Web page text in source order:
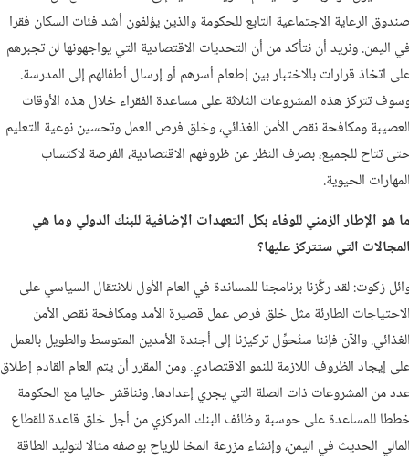
الرعاية الاجتماعية التابع للحكومة والذين يؤلفون أشد فئات السكان فقرا
اليمن. ونريد أن نتأكد من أن التحديات الاقتصادية التي يواجهونها لن تجبرهم
اتخاذ قرارات بالاختبار بين إطعام أسرهم أو إرسال أطفالهم إلى المدرسة.
تتركز هذه المشروعات الثلاثة على مساعدة الفقراء خلال هذه الأوقات
ومكافحة نقص الأمن الغذائي، وخلق فرص العمل وتحسين نوعية التعليم
تتاح للجميع، بصرف النظر عن ظروفهم الاقتصادية، الفرصة لاكتساب
الحيوية.
هو الإطار الزمني للوفاء بكل التعهدات الإضافية للبنك الدولي وما هي
التي ستتركز عليها؟
زكوت: لقد ركَّزنا برنامجنا للمساندة في العام الأول للانتقال السياسي على
الطارئة مثل خلق فرص عمل قصيرة الأمد ومكافحة نقص الأمن
والآن فإننا سنُحوِّل تركيزنا إلى أجندة الأمدين المتوسط والطويل بالعمل
إيجاد الظروف اللازمة للنمو الاقتصادي. ومن المقرر أن يتم العام القادم إطلاق
من المشروعات ذات الصلة التي يجري إعدادها. ونناقش حاليا مع الحكومة
للمساعدة على حوسبة وظائف البنك المركزي من أجل خلق قاعدة للقطاع
الحديث في اليمن، وإنشاء مزرعة المخا للرياح بوصفه مثالا لتوليد الطاقة